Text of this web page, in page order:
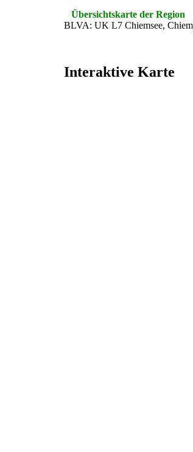
Übersichtskarte der Region
BLVA: UK L7 Chiemsee,
Interaktive Karte